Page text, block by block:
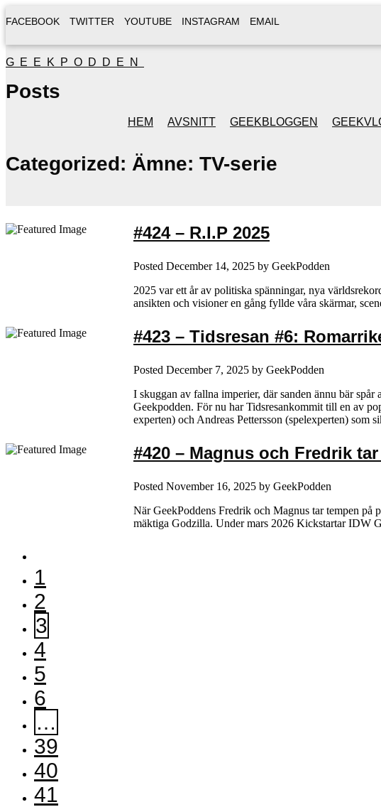
FACEBOOK TWITTER YOUTUBE INSTAGRAM EMAIL
GEEKPODDEN
HEM AVSNITT GEEKBLOGGEN
Posts
Categorized: Ämne: TV-serie
#424 – R.I.P 2025
Posted December 14, 2025 by GeekPodden
2025 var ett år av politiska spänningar, nya
ansikten och visioner en gång fyllde våra skärmar,
#423 – Tidsresan #6:
Posted December 7, 2025 by GeekPodden
I skuggan av fallna imperier, där sanden ännu bär
Geekpodden. För nu har Tidsresankommit till en av
experten) och Andreas Pettersson (spelexperten) som
#420 – Magnus och Fredrik
Posted November 16, 2025 by GeekPodden
När GeekPoddens Fredrik och Magnus tar tempen på
mäktiga Godzilla. Under mars 2026 Kickstartar IDW
1
2
3
4
5
6
…
39
40
41